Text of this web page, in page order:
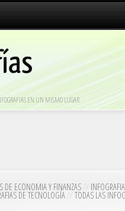
EN UN MISMO LUGAR
DE ECONOMIA Y FINANZAS //
DE TECNOLOGÍA // TODAS LAS